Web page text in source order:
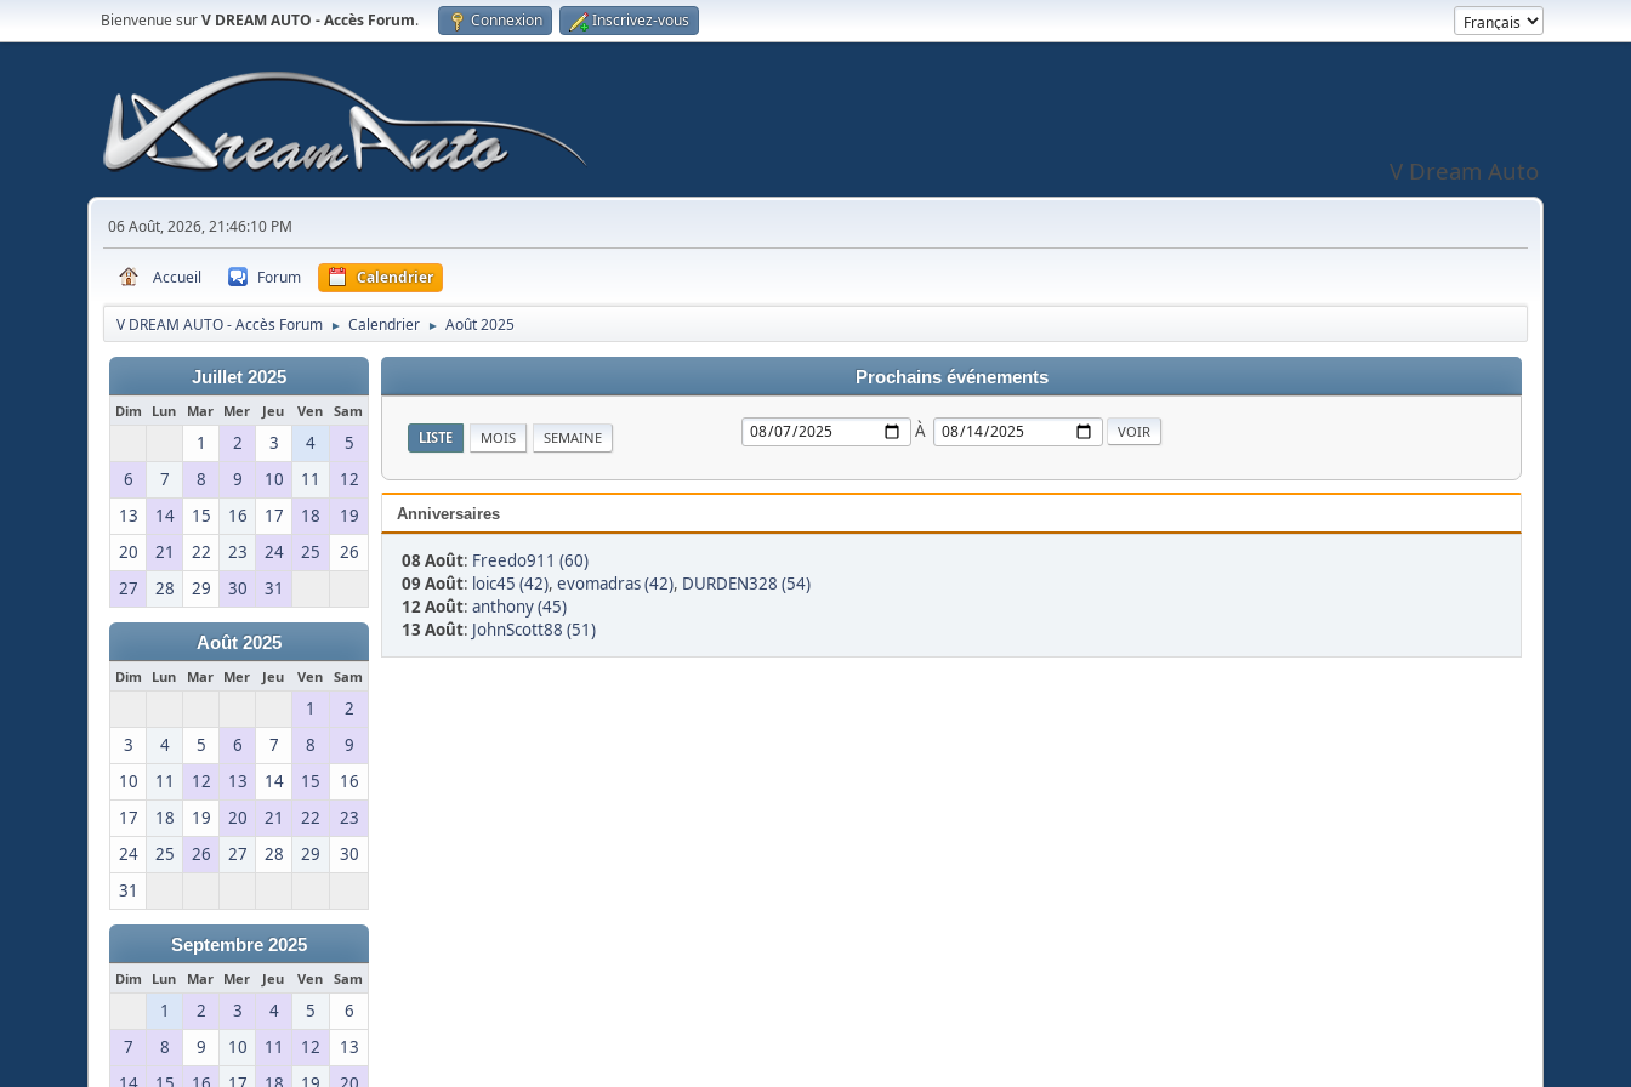
Bienvenue surV DREAM AUTO - Accès Forum. Connexion Inscrivez-vous
V Dream Auto
06 Août, 2026, 21:46:10 PM
Accueil Forum Calendrier
V DREAM AUTO - Accès Forum ► Calendrier ► Août 2025
Juillet 2025
Dim Lun Mar Mer Jeu Ven Sam
1 2 3 4
5
6
7 8 9 10 11
12
13
14 15 16 17 18
19
20
21 22 23 24 25
26
27
28 29 30 31
Août 2025
Dim Lun Mar Mer Jeu Ven Sam
1
2
3
4 5 6 7 8
9
10
11 12 13 14 15
16
17
18 19 20 21 22
23
24
25 26 27 28 29
30
31
Septembre 2025
Dim Lun Mar Mer Jeu Ven Sam
1 2 3 4 5
6
7
8 9 10 11 12
13
Prochains événements
LISTE MOIS SEMAINE À
Anniversaires
08 Août: Freedo911 (60)
09 Août: loic45 (42), evomadras (42), DURDEN328 (54)
12 Août: anthony (45)
13 Août: JohnScott88 (51)